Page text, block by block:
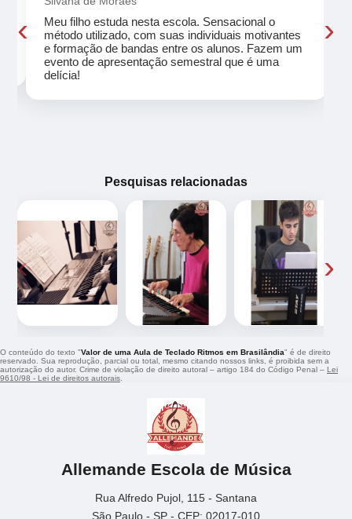
Meu filho estuda nesta escola. Sensacional o
método utilizado, com suas individuais motivantes
e formação de bandas entre os alunos. Fazem um
evento de apresentação semestral que é uma
delícia!
‹ ›
Pesquisas relacionadas
‹ ›
O conteúdo do texto "Valor de uma Aula de Teclado Ritmos em Brasilândia" é de direito
reservado. Sua reprodução, parcial ou total, mesmo citando nossos links, é proibida sem a
autorização do autor. Crime de violação de direito autoral – artigo 184 do Código Penal – Lei
9610/98 - Lei de direitos autorais.
Allemande Escola de Música
Rua Alfredo Pujol, 115 - Santana
São Paulo - SP - CEP: 02017-010